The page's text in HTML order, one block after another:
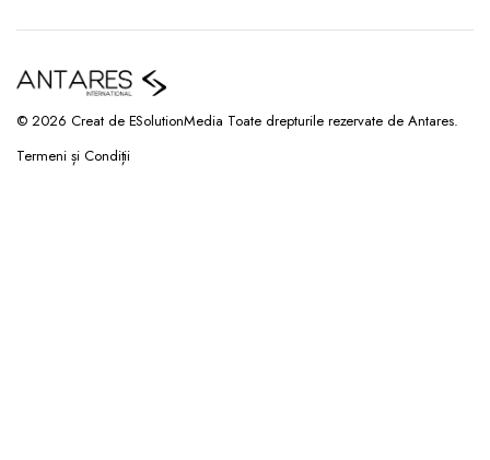
© 2026 Creat de ESolutionMedia Toate drepturile rezervate de Antares.
Termeni și Condiții